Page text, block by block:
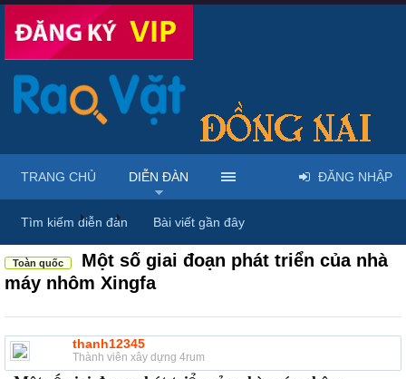
Diễn đàn ... Nội thất & Ngoại thất
Toàn quốc
Một số giai đoạn phát triển của nhà
máy nhôm Xingfa
thanh12345
Thành viên xây dựng 4rum
TRANG CHỦ DIỄN ĐÀN
Tìm kiếm diễn đàn Bài viết gần đây
ĐĂNG NHẬP